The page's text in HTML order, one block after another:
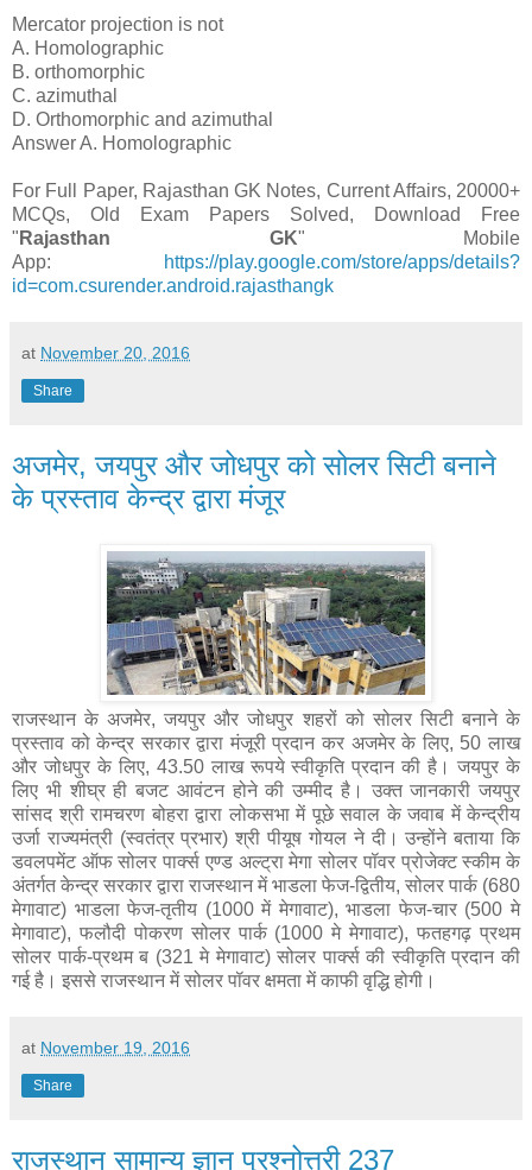
Mercator projection is not
A. Homolographic
B. orthomorphic
C. azimuthal
D. Orthomorphic and azimuthal
Answer A. Homolographic
For Full Paper, Rajasthan GK Notes, Current Affairs, 20000+
MCQs, Old Exam Papers Solved, Download Free
" Rajasthan GK" Mobile
App:
https://play.google.com/store/apps/details?
id=com.csurender.android.rajasthangk
at November 20, 2016
Share
अजमेर, जयपुर और जोधपुर को सोलर सिटी बनाने
के प्रस्ताव केन्द्र द्वारा मंजूर
राजस्थान के अजमेर, जयपुर और जोधपुर शहरों को सोलर सिटी बनाने के
प्रस्ताव को केन्द्र सरकार द्वारा मंजूरी प्रदान कर अजमेर के लिए, 50 लाख
और जोधपुर के लिए, 43.50 लाख रूपये स्वीकृति प्रदान की है। जयपुर के
लिए भी शीघ्र ही बजट आवंटन होने की उम्मीद है। उक्त जानकारी जयपुर
सांसद श्री रामचरण बोहरा द्वारा लोकसभा में पूछे सवाल के जवाब में केन्द्रीय
उर्जा राज्यमंत्री (स्वतंत्र प्रभार) श्री पीयूष गोयल ने दी। उन्होंने बताया कि
डवलपमेंट ऑफ सोलर पार्क्स एण्ड अल्ट्रा मेगा सोलर पॉवर प्रोजेक्ट स्कीम के
अंतर्गत केन्द्र सरकार द्वारा राजस्थान में भाडला फेज-द्वितीय, सोलर पार्क (680
मेगावाट) भाडला फेज-तृतीय (1000 में मेगावाट), भाडला फेज-चार (500 मे
मेगावाट), फलौदी पोकरण सोलर पार्क (1000 मे मेगावाट), फतहगढ़ प्रथम
सोलर पार्क-प्रथम ब (321 मे मेगावाट) सोलर पार्क्स की स्वीकृति प्रदान की
गई है। इससे राजस्थान में सोलर पॉवर क्षमता में काफी वृद्धि होगी।
at November 19, 2016
Share
राजस्थान सामान्य ज्ञान प्रश्नोत्तरी 237